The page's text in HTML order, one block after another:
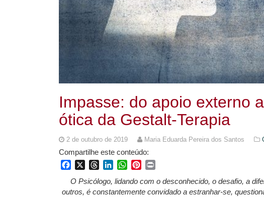
Impasse: do apoio externo
ótica da Gestalt-Terapia
2 de outubro de 2019 Maria Eduarda Pereira dos Santos
Compartilhe este conteúdo:
FacebookThreadsLinkedInWhatsApp
Pinterest
O Psicólogo, lidando com o desconhecido, o desafio, a
outros, é constantemente convidado a estranhar-se,